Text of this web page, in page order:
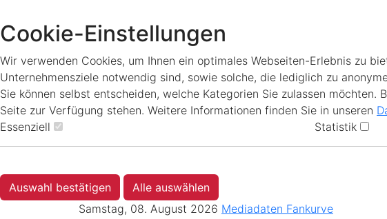
Cookie-Einstellungen
Wir verwenden Cookies, um Ihnen ein optimales Webseiten-Erlebnis zu
Unternehmensziele notwendig sind, sowie solche, die lediglich zu
Sie können selbst entscheiden, welche Kategorien Sie zulassen
Seite zur Verfügung stehen. Weitere Informationen finden Sie in unseren
Essenziell
Statistik
Auswahl bestätigen
Alle auswählen
Samstag, 08. August 2026 Mediadaten Fankurve